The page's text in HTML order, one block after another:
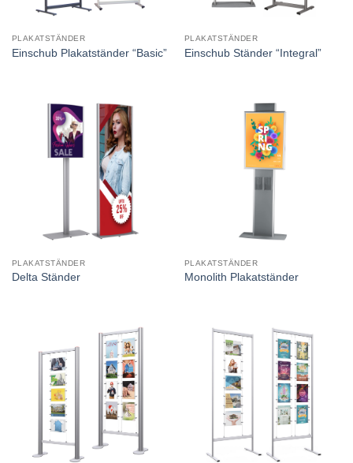
PLAKATSTÄNDER
Einschub Plakatständer “Basic”
PLAKATSTÄNDER
Einschub Ständer “Integral”
PLAKATSTÄNDER
Delta Ständer
PLAKATSTÄNDER
Monolith Plakatständer